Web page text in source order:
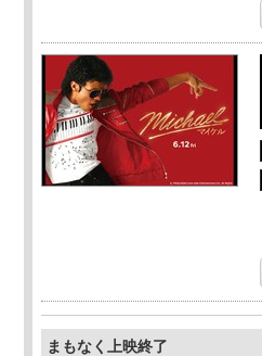
まもなく上映終了